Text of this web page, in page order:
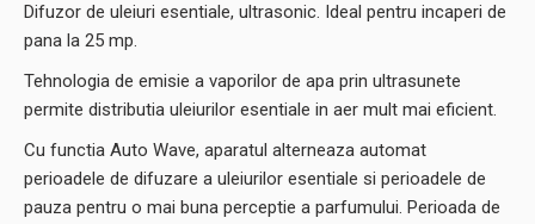
Difuzor de uleiuri esentiale, ultrasonic. Ideal pentru incaperi de
pana la 25 mp.
Tehnologia de emisie a vaporilor de apa prin ultrasunete
permite distributia uleiurilor esentiale in aer mult mai eficient.
Cu functia Auto Wave, aparatul alterneaza automat
perioadele de difuzare a uleiurilor esentiale si perioadele de
pauza pentru o mai buna perceptie a parfumului. Perioada de